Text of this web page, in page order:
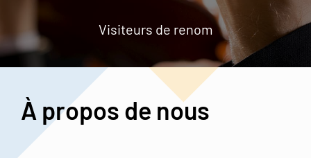
Visiteurs de renom
À propos de nous